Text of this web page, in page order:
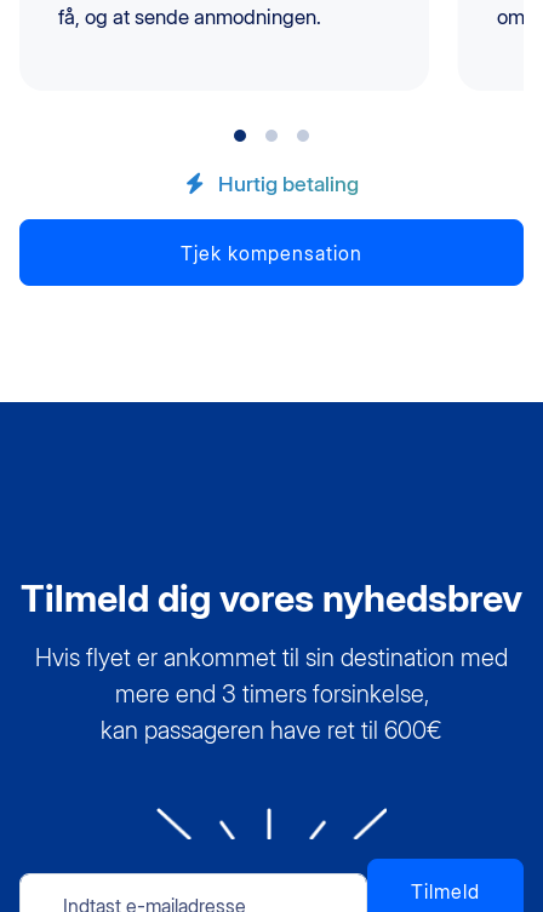
få, og at sende anmodningen.
om
Hurtig betaling
Tjek kompensation
Tilmeld dig vores nyhedsbrev
Hvis flyet er ankommet til sin destination med
mere end 3 timers forsinkelse,
kan passageren have ret til 600€
Tilmeld